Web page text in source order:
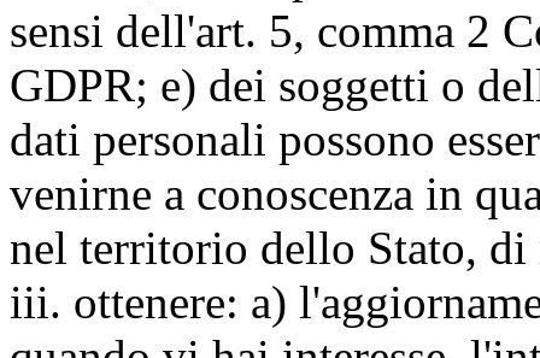
sensi dell'art. 5, comma 2
GDPR; e) dei soggetti o
dati personali possono
venirne a conoscenza in
nel territorio dello Stato,
iii. ottenere: a)